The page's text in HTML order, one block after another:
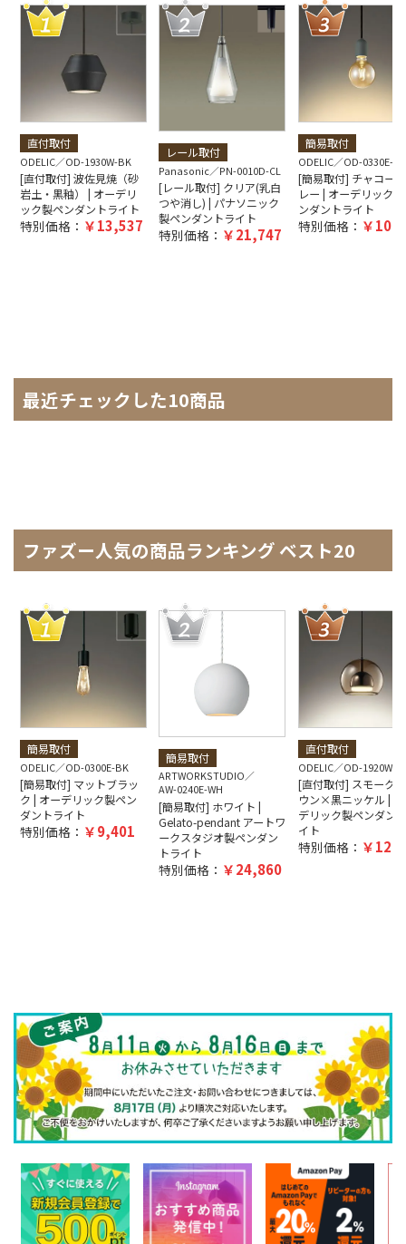
直付取付
ODELIC OD-1930W-BK
[直付取付] 波佐見焼（砂
岩土・黒釉） | オーデリ
ック製ペンダントライト
特別価格： 13,537
レール取付
Panasonic PN-0010D-CL
[レール取付] クリア(乳白
つや消し) | パナソニック
製ペンダントライト
特別価格： 21,747
簡易取付
ODELIC OD-0330E-GY
[簡易取付] チャコー
レー | オーデリック
ンダントライト
特別価格：
最近チェックした10商品
ファズー人気の商品ランキング ベスト20
簡易取付
ODELIC OD-0300E-BK
[簡易取付] マットブラッ
ク | オーデリック製ペン
ダントライト
特別価格： 9,401
簡易取付
ARTWORKSTUDIO
AW-0240E-WH
[簡易取付] ホワイト |
Gelato-pendant アートワ
ークスタジオ製ペンダン
トライト
特別価格： 24,860
直付取付
ODELIC OD-1920W-
[直付取付] スモーク
ウン×黒ニッケル |
デリック製ペンダン
イト
特別価格：